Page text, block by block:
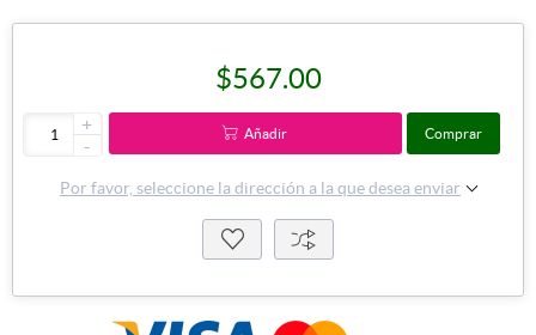
$567.00
+
-
Añadir Comprar
Por favor, seleccione la dirección a la que desea enviar